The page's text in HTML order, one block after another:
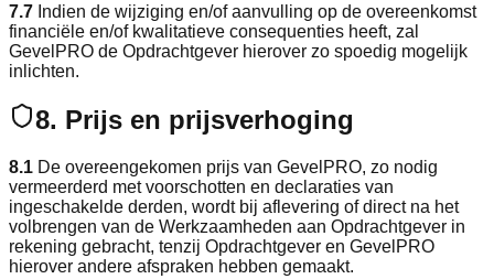
7.7 Indien de wijziging en/of aanvulling op de overeenkomst
financiële en/of kwalitatieve consequenties heeft, zal
GevelPRO de Opdrachtgever hierover zo spoedig mogelijk
inlichten.
8. Prijs en prijsverhoging
8.1 De overeengekomen prijs van GevelPRO, zo nodig
vermeerderd met voorschotten en declaraties van
ingeschakelde derden, wordt bij aflevering of direct na het
volbrengen van de Werkzaamheden aan Opdrachtgever in
rekening gebracht, tenzij Opdrachtgever en GevelPRO
hierover andere afspraken hebben gemaakt.